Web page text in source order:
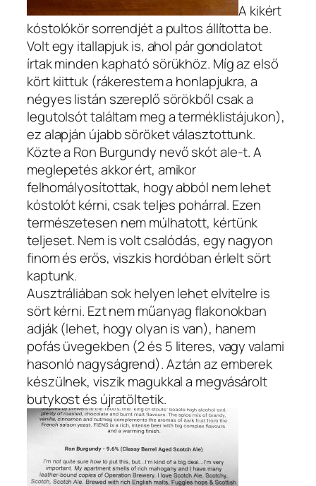
A kikért
kóstolókör sorrendjét a pultos állította be.
Volt egy itallapjuk is, ahol pár gondolatot
írtak minden kapható sörükhöz. Míg az első
kört kiittuk (rákerestem a honlapjukra, a
négyes listán szereplő sörökből csak a
legutolsót találtam meg a terméklistájukon),
ez alapján újabb söröket választottunk.
Közte a Ron Burgundy nevő skót ale-t. A
meglepetés akkor ért, amikor
felhomályosítottak, hogy abból nem lehet
kóstolót kérni, csak teljes pohárral. Ezen
természetesen nem múlhatott, kértünk
teljeset. Nem is volt csalódás, egy nagyon
finom és erős, viszkis hordóban érlelt sört
kaptunk.
Ausztráliában sok helyen lehet elvitelre is
sört kérni. Ezt nem műanyag flakonokban
adják (lehet, hogy olyan is van), hanem
pofás üvegekben (2 és 5 literes, vagy valami
hasonló nagyságrend). Aztán az emberek
készülnek, viszik magukkal a megvásárolt
butykost és újratöltetik.